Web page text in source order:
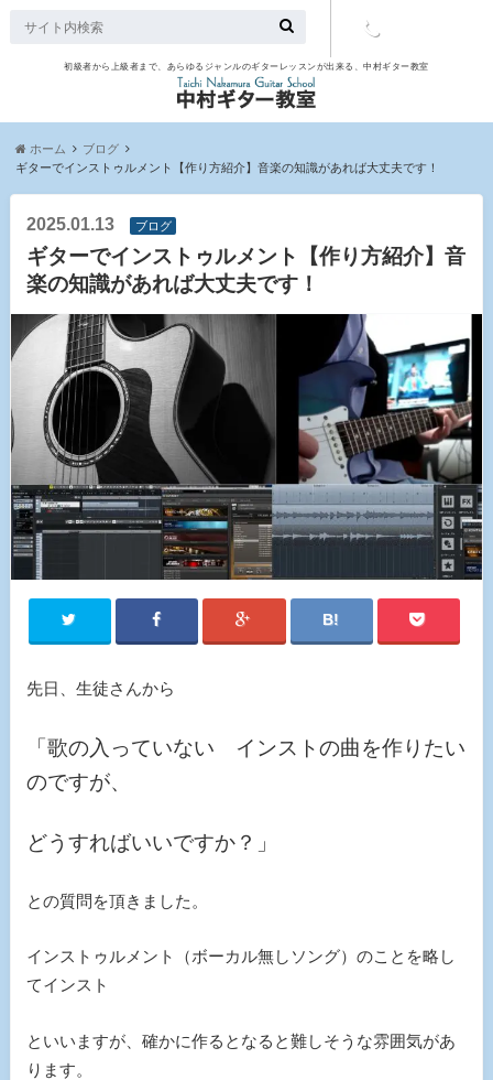
初級者から上級者まで、あらゆるジャンルのギターレッスンが出来る、中村ギター教室
ホーム
ブログ
ギターでインストゥルメント【作り方紹介】音楽の知識があれば大丈夫です！
2025.01.13 ブログ
ギターでインストゥルメント【作り方紹介】音
楽の知識があれば大丈夫です！
先日、生徒さんから
「歌の入っていない インストの曲を作りたい
のですが、
どうすればいいですか？」
との質問を頂きました。
インストゥルメント（ボーカル無しソング）のことを略し
てインスト
といいますが、確かに作るとなると難しそうな雰囲気があ
ります。